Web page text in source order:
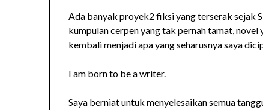
Ada banyak proyek2 fiksi yang terserak sejak
kumpulan cerpen yang tak pernah tamat,
kembali menjadi apa yang seharusnya saya
I am born to be a writer.
Saya berniat untuk menyelesaikan semua